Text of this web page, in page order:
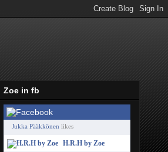
Zoe in fb
Jukka Pääkkönen likes
H.R.H by Zoe